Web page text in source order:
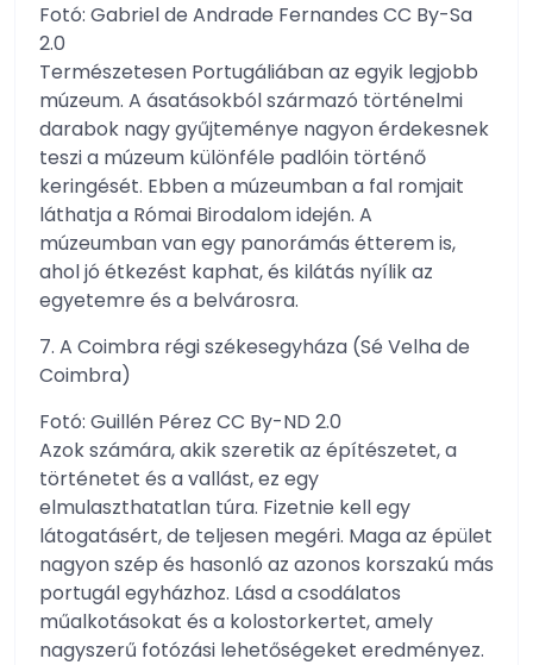
Fotó: Gabriel de Andrade Fernandes CC By-Sa
2.0
Természetesen Portugáliában az egyik legjobb
múzeum. A ásatásokból származó történelmi
darabok nagy gyűjteménye nagyon érdekesnek
teszi a múzeum különféle padlóin történő
keringését. Ebben a múzeumban a fal romjait
láthatja a Római Birodalom idején. A
múzeumban van egy panorámás étterem is,
ahol jó étkezést kaphat, és kilátás nyílik az
egyetemre és a belvárosra.
7. A Coimbra régi székesegyháza (Sé Velha de
Coimbra)
Fotó: Guillén Pérez CC By-ND 2.0
Azok számára, akik szeretik az építészetet, a
történetet és a vallást, ez egy
elmulaszthatatlan túra. Fizetnie kell egy
látogatásért, de teljesen megéri. Maga az épület
nagyon szép és hasonló az azonos korszakú más
portugál egyházhoz. Lásd a csodálatos
műalkotásokat és a kolostorkertet, amely
nagyszerű fotózási lehetőségeket eredményez.